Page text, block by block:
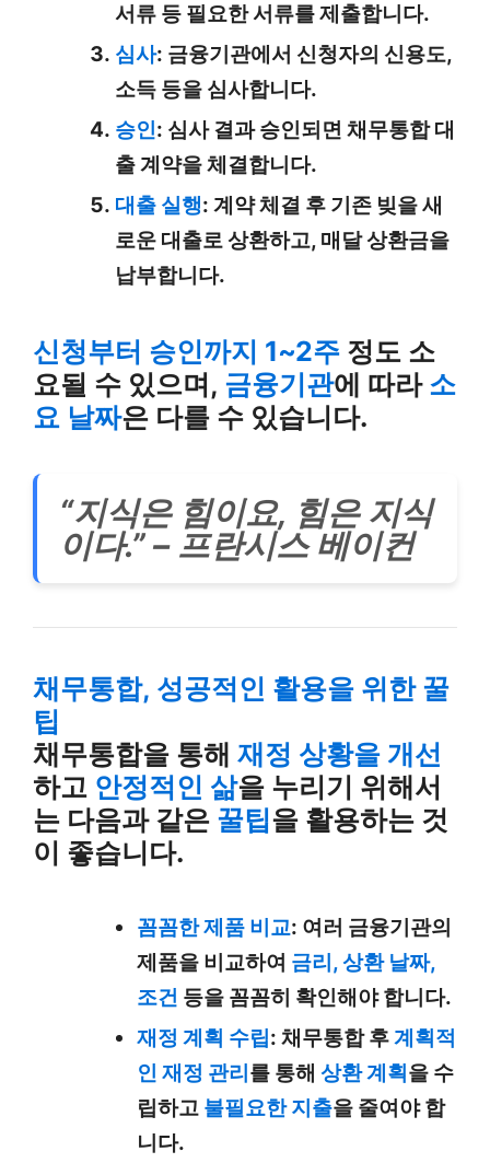
서류 등 필요한 서류를 제출합니다.
심사: 금융기관에서 신청자의 신용도,
소득 등을 심사합니다.
승인: 심사 결과 승인되면 채무통합 대
출 계약을 체결합니다.
대출 실행: 계약 체결 후 기존 빚을 새
로운 대출로 상환하고, 매달 상환금을
납부합니다.
신청부터 승인까지 1~2주 정도 소
요될 수 있으며, 금융기관에 따라 소
요 날짜은 다를 수 있습니다.
“지식은 힘이요, 힘은 지식
이다.” – 프란시스 베이컨
채무통합, 성공적인 활용을 위한 꿀
팁
채무통합을 통해 재정 상황을 개선
하고 안정적인 삶을 누리기 위해서
는 다음과 같은 꿀팁을 활용하는 것
이 좋습니다.
꼼꼼한 제품 비교: 여러 금융기관의
제품을 비교하여 금리, 상환 날짜,
조건 등을 꼼꼼히 확인해야 합니다.
재정 계획 수립: 채무통합 후계획적
인 재정 관리를 통해 상환 계획을 수
립하고 불필요한 지출을 줄여야 합
니다.